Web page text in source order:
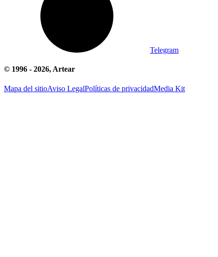
Telegram
© 1996 - 2026, Artear
Mapa del sitioAviso LegalPolíticas de privacidadMedia Kit